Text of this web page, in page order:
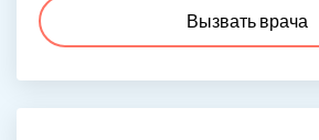
Вызвать врача